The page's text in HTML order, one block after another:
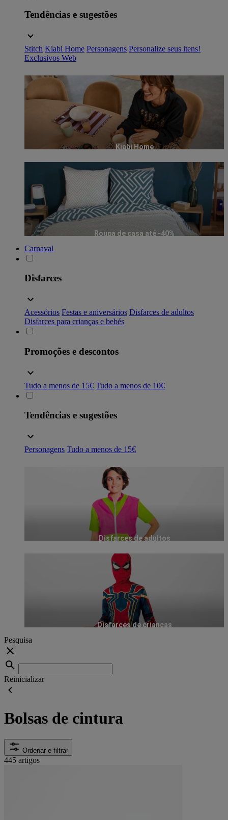
Tendências e sugestões
Stitch Kiabi Home Personagens Personalize seus itens!
Exclusivos Web
Kiabi Home
Roupa de casa até -40%
Carnaval
Disfarces
Acessórios Festas e aniversários Disfarces de adultos
Disfarces para crianças e bebés
Promoções e descontos
Tudo a menos de 15€ Tudo a menos de 10€
Tendências e sugestões
Personagens Tudo a menos de 15€
Disfarces de adultos
Disfarces de crianças
Pesquisa
Reinicializar
Bolsas de cintura
Ordenar e filtrar
445 artigos